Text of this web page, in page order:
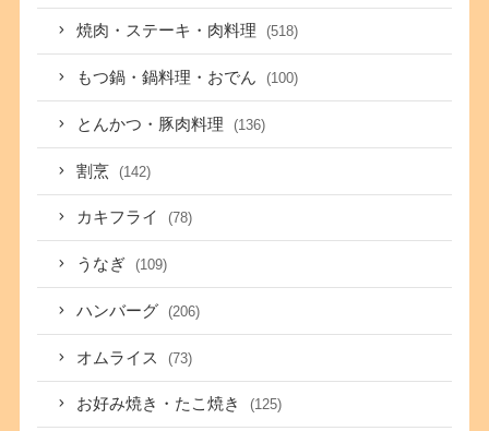
焼肉・ステーキ・肉料理 (518)
もつ鍋・鍋料理・おでん (100)
とんかつ・豚肉料理 (136)
割烹 (142)
カキフライ (78)
うなぎ (109)
ハンバーグ (206)
オムライス (73)
お好み焼き・たこ焼き (125)